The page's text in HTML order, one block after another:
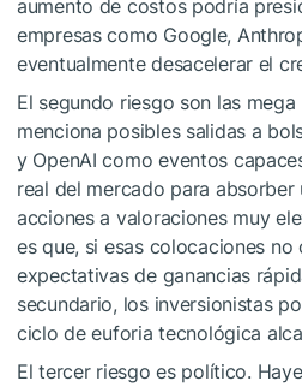
aumento de costos podría
empresas como Google,
eventualmente desacelerar el
El segundo riesgo son las
menciona posibles salidas a
y OpenAI como eventos
real del mercado para
acciones a valoraciones muy
es que, si esas colocaciones no
expectativas de ganancias
secundario, los inversionistas
ciclo de euforia tecnológica
El tercer riesgo es político.